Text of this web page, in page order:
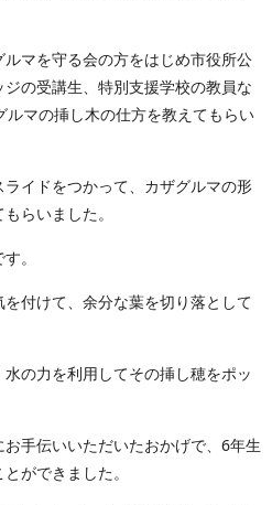
マを守る会の方をはじめ市役所公
の受講生、特別支援学校の教員な
ルマの挿し木の仕方を教えてもらい
イドをつかって、カザグルマの形
らいました。
。
付けて、余分な葉を切り落として
の力を利用してその挿し穂をポッ
手伝いいただいたおかげで、6年生
ができました。